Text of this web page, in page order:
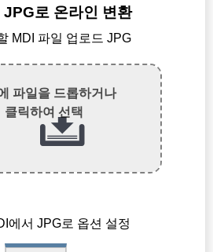
JPG로 온라인 변환
MDI 파일 업로드 JPG
파일을 드롭하거나
클릭하여 선택
에서 JPG로 옵션 설정